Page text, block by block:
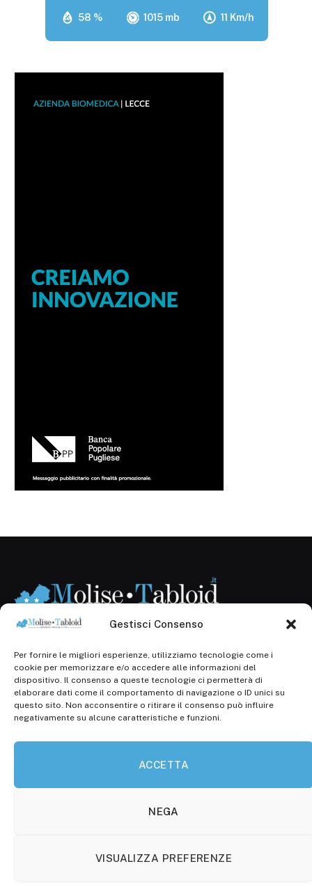
Gestisci Consenso
Per fornire le migliori esperienze, utilizziamo tecnologie come i
cookie per memorizzare e/o accedere alle informazioni del
dispositivo. Il consenso a queste tecnologie ci permetterà di
elaborare dati come il comportamento di navigazione o ID unici su
questo sito. Non acconsentire o ritirare il consenso può influire
negativamente su alcune caratteristiche e funzioni.
ACCETTA
NEGA
VISUALIZZA PREFERENZE
58 % 1015 mb 11 Km/h
Registr. presso il Tribunale di Campobasso: 3/2013 del
14.11.2013, Cron. 1254
Roc: iscrizione n° 25549 (Prot. 1138/com/15 del
30.04.2015)
P.Iva: 01707150700